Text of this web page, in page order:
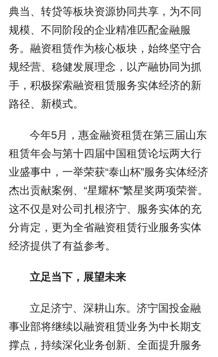
典当、转贷等板块资源协同共享，为不同
规模、不同阶段的企业精准匹配金融服
务。融资租赁作为核心板块，始终坚守合
规经营、稳健发展理念，以产融协同为抓
手，积极探索融资租赁服务实体经济的新
路径、新模式。
今年5月，惠金融资租赁在第三届山东
租赁年会与第十四届中国租赁论坛两大行
业盛事中，一举荣获“泰山杯”服务实体经济
杰出贡献案例、“星耀杯”繁星奖两项荣誉。
这不仅是对公司扎根济宁、服务实体的充
分肯定，更为全省融资租赁行业服务实体
经济提供了有益参考。
立足当下，展望未来
立足济宁、深耕山东。济宁国投金融
事业部将继续以融资租赁业务为中长期支
撑点，持续深化业务创新、全面提升服务